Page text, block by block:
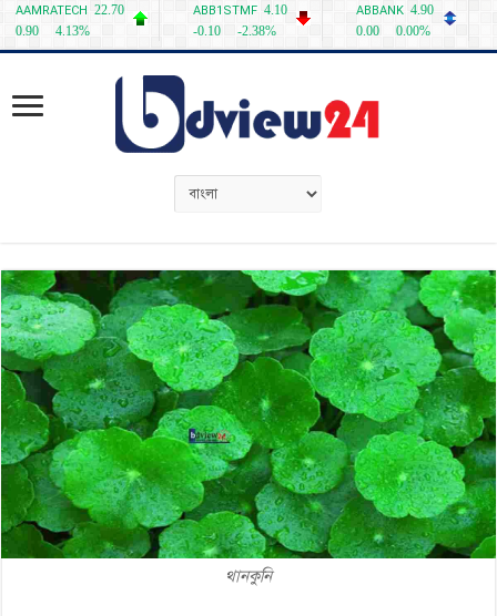
থানকুনি